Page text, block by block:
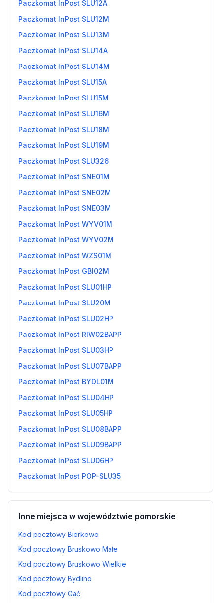
Paczkomat InPost SLU12A
Paczkomat InPost SLU12M
Paczkomat InPost SLU13M
Paczkomat InPost SLU14A
Paczkomat InPost SLU14M
Paczkomat InPost SLU15A
Paczkomat InPost SLU15M
Paczkomat InPost SLU16M
Paczkomat InPost SLU18M
Paczkomat InPost SLU19M
Paczkomat InPost SLU326
Paczkomat InPost SNE01M
Paczkomat InPost SNE02M
Paczkomat InPost SNE03M
Paczkomat InPost WYV01M
Paczkomat InPost WYV02M
Paczkomat InPost WZS01M
Paczkomat InPost GBI02M
Paczkomat InPost SLU01HP
Paczkomat InPost SLU20M
Paczkomat InPost SLU02HP
Paczkomat InPost RIW02BAPP
Paczkomat InPost SLU03HP
Paczkomat InPost SLU07BAPP
Paczkomat InPost BYDL01M
Paczkomat InPost SLU04HP
Paczkomat InPost SLU05HP
Paczkomat InPost SLU08BAPP
Paczkomat InPost SLU09BAPP
Paczkomat InPost SLU06HP
Paczkomat InPost POP-SLU35
Inne miejsca w województwie pomorskie
Kod pocztowy Bierkowo
Kod pocztowy Bruskowo Małe
Kod pocztowy Bruskowo Wielkie
Kod pocztowy Bydlino
Kod pocztowy Gać